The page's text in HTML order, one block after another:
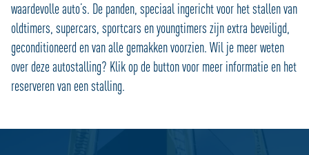
waardevolle auto’s. De panden, speciaal ingericht voor het stallen van
oldtimers, supercars, sportcars en youngtimers zijn extra beveiligd,
geconditioneerd en van alle gemakken voorzien. Wil je meer weten
over deze autostalling? Klik op de button voor meer informatie en het
reserveren van een stalling.